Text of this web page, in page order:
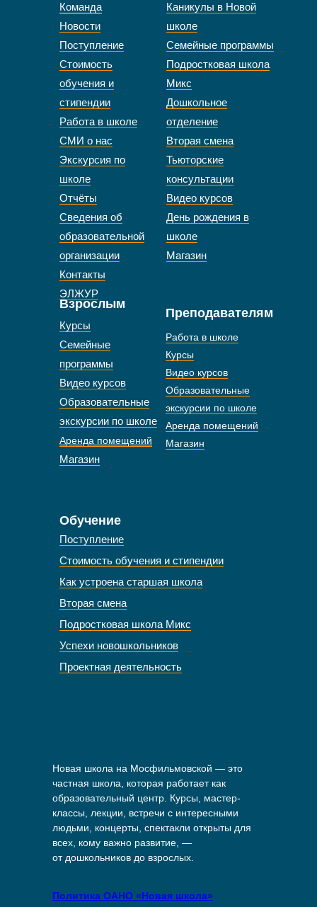
Команда
Новости
Поступление
Стоимость
обучения и
стипендии
Работа в школе
СМИ о нас
Экскурсия по
школе
Отчёты
Сведения об
образовательной
организации
Контакты
ЭЛЖУР
Каникулы в Новой
школе
Семейные программы
Подростковая школа
Микс
Дошкольное
отделение
Вторая смена
Тьюторские
консультации
Видео курсов
День рождения в
школе
Магазин
Взрослым
Новая школа на Мосфильмовской — это
частная школа, которая работает как
образовательный центр. Курсы, мастер-
классы, лекции, встречи с интересными
людьми, концерты, спектакли открыты для
всех, кому важно развитие, —
от дошкольников до взрослых.
Обучение
Курсы
Семейные
программы
Видео курсов
Образовательные
экскурсии по школе
Аренда помещений
Магазин
Преподавателям
Работа в школе
Курсы
Видео курсов
Образовательные
экскурсии по школе
Аренда помещений
Магазин
Поступление
Стоимость обучения и стипендии
Как устроена старшая школа
Вторая смена
Подростковая школа Микс
Успехи новошкольников
Проектная деятельность
Политика ОАНО «Новая школа»